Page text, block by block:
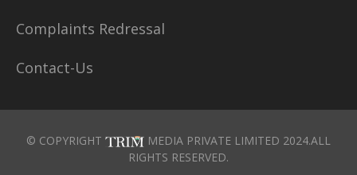
Complaints Redressal
Contact-Us
© COPYRIGHT
MEDIA PRIVATE LIMITED 2024.ALL
RIGHTS RESERVED.